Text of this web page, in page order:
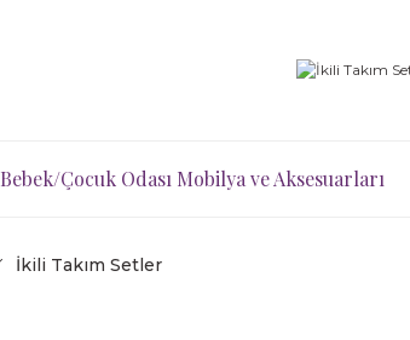
Bebek/Çocuk Odası Mobilya ve Aksesuarları
İkili Takım Setler